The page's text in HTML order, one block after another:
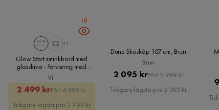
19
+1
Glow Stort sminkbord med
glasskiva - Förvaring med
Vit
Rabatterat
Pris
2 499 krOriginal
Pris
Förr 4 999 kr
Tidigare lägsta pris 2 499 kr
Dune Skoskåp 107 cm, Brun
Brun
Pris
2 095 krOriginal
Pris
Förr 2 999 kr
Tidigare lägsta pris 2 095 kr